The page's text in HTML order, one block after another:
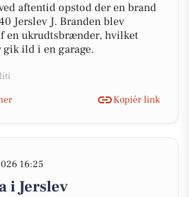
aftentid opstod der en brand
Jerslev J. Branden blev
en ukrudtsbrænder, hvilket
ild i en garage.
Kopiér link
16:25
i Jerslev